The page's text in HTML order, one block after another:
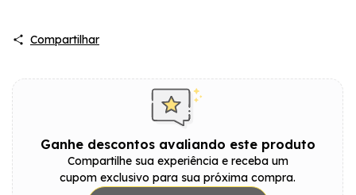
Compartilhar
Ganhe descontos avaliando este produto
Compartilhe sua experiência e receba um
cupom exclusivo para sua próxima compra.